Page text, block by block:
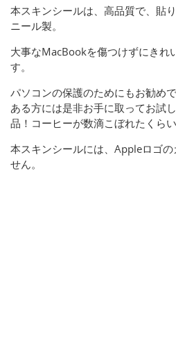
本スキンシールは、高品質で、貼
ニール製。
大事なMacBookを傷つけずにきれ
す。
パソコンの保護のためにもお勧め
ある方には是非お手に取ってお試
品！コーヒーが数滴こぼれたくら
本スキンシールには、Appleロゴ
せん。